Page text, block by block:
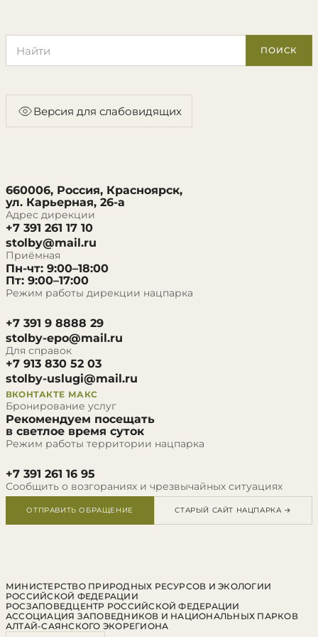
ПОИСК
Версия для слабовидящих
660006, Россия, Красноярск,
ул. Карьерная, 26-а
Адрес дирекции
+7 391 261 17 10
stolby@mail.ru
Приёмная
Пн-чт: 9:00–18:00
Пт: 9:00–17:00
Режим работы дирекции нацпарка
+7 391 9 8888 29
stolby-epo@mail.ru
Для справок
+7 913 830 52 03
stolby-uslugi@mail.ru
ВКОНТАКТЕ МАКС
Бронирование услуг
Рекомендуем посещать
в светлое время суток
Режим работы территории нацпарка
+7 391 261 16 95
Сообщить о возгораниях и чрезвычайных ситуациях
ОТПРАВИТЬ ОБРАЩЕНИЕ СТАРЫЙ САЙТ НАЦПАРКА →
МИНИСТЕРСТВО ПРИРОДНЫХ РЕСУРСОВ И ЭКОЛОГИИ
РОССИЙСКОЙ ФЕДЕРАЦИИ
РОСЗАПОВЕДЦЕНТР РОССИЙСКОЙ ФЕДЕРАЦИИ
АССОЦИАЦИЯ ЗАПОВЕДНИКОВ И НАЦИОНАЛЬНЫХ ПАРКОВ
АЛТАЙ-САЯНСКОГО ЭКОРЕГИОНА